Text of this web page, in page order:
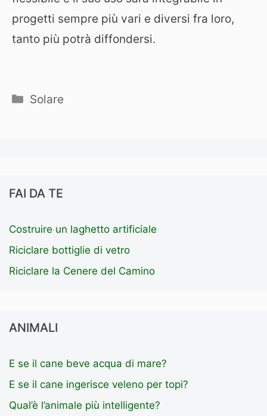
progetti sempre più vari e diversi fra loro,
tanto più potrà diffondersi.
Categorie
Solare
FAI DA TE
Costruire un laghetto artificiale
Riciclare bottiglie di vetro
Riciclare la Cenere del Camino
ANIMALI
E se il cane beve acqua di mare?
E se il cane ingerisce veleno per topi?
Qual’è l’animale più intelligente?